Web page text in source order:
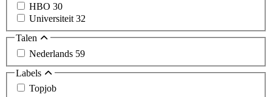
HBO 30
Universiteit 32
Talen
Nederlands 59
Labels
Topjob